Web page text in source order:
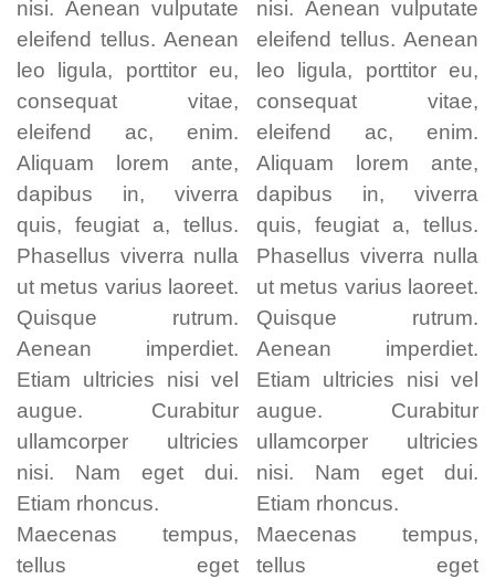
nisi. Aenean vulputate
eleifend tellus. Aenean
leo ligula, porttitor eu,
consequat vitae,
eleifend ac, enim.
Aliquam lorem ante,
dapibus in, viverra
quis, feugiat a, tellus.
Phasellus viverra nulla
ut metus varius laoreet.
Quisque rutrum.
Aenean imperdiet.
Etiam ultricies nisi vel
augue. Curabitur
ullamcorper ultricies
nisi. Nam eget dui.
Etiam rhoncus.
Maecenas tempus,
tellus eget
nisi. Aenean vulputate
eleifend tellus. Aenean
leo ligula, porttitor eu,
consequat vitae,
eleifend ac, enim.
Aliquam lorem ante,
dapibus in, viverra
quis, feugiat a, tellus.
Phasellus viverra nulla
ut metus varius laoreet.
Quisque rutrum.
Aenean imperdiet.
Etiam ultricies nisi vel
augue. Curabitur
ullamcorper ultricies
nisi. Nam eget dui.
Etiam rhoncus.
Maecenas tempus,
tellus eget